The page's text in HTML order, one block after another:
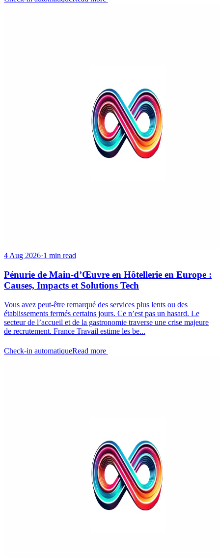
4 Aug 2026·1 min read
Pénurie de Main-d’Œuvre en Hôtellerie en Europe :
Causes, Impacts et Solutions Tech
Vous avez peut-être remarqué des services plus lents ou des
établissements fermés certains jours. Ce n’est pas un hasard. Le
secteur de l’accueil et de la gastronomie traverse une crise majeure
de recrutement. France Travail estime les be...
Check-in automatiqueRead more